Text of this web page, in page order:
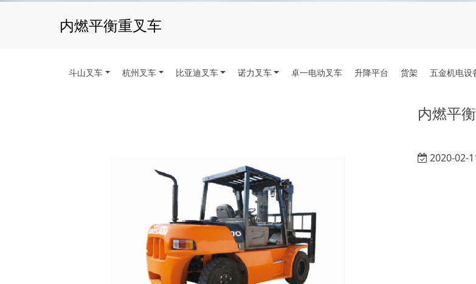
内燃平衡重叉车
斗山叉车 杭州叉车 比亚迪叉车 诺力叉车 卓一电动叉车 升降平台 货架 五金机电设
内燃平
2020-02-